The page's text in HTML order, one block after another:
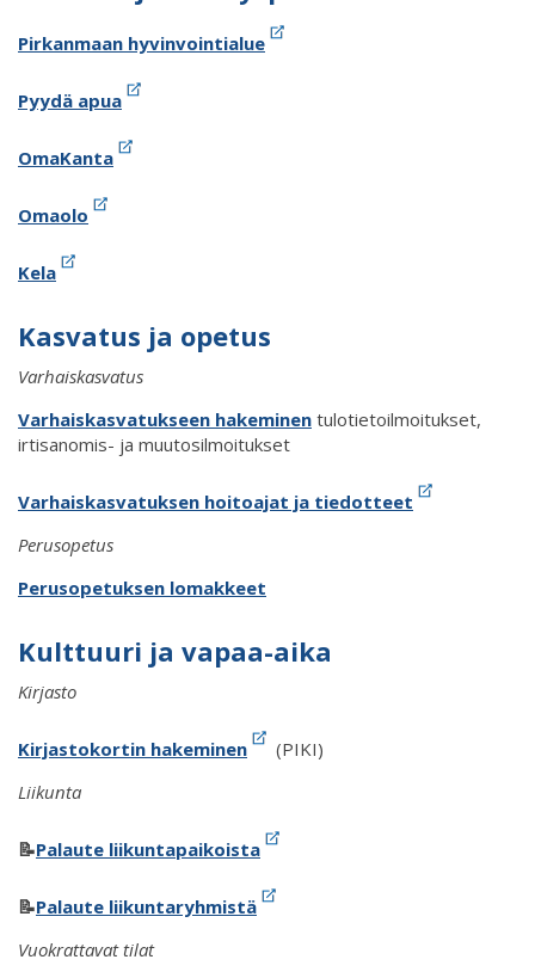
Pirkanmaan hyvinvointialue
Pyydä apua
OmaKanta
Omaolo
Kela
Kasvatus ja opetus
Varhaiskasvatus
Varhaiskasvatukseen hakeminen tulotietoilmoitukset,
irtisanomis- ja muutosilmoitukset
Varhaiskasvatuksen hoitoajat ja tiedotteet
Perusopetus
Perusopetuksen lomakkeet
Kulttuuri ja vapaa-aika
Kirjasto
Kirjastokortin hakeminen
(PIKI)
Liikunta
📝Palaute liikuntapaikoista
📝Palaute liikuntaryhmistä
Vuokrattavat tilat